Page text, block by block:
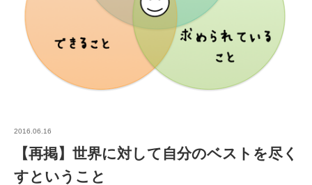
2016.06.16
【再掲】世界に対して自分のベストを尽く
すということ